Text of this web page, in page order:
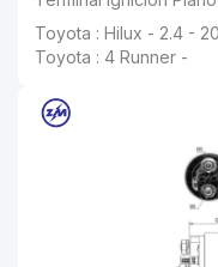
Toyota : Hilux - 2.4 -
Toyota : 4 Runner -